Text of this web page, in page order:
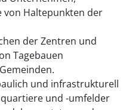
von Haltepunkten der
der Zentren und
Tagebauen
und infrastrukturell
und -umfelder